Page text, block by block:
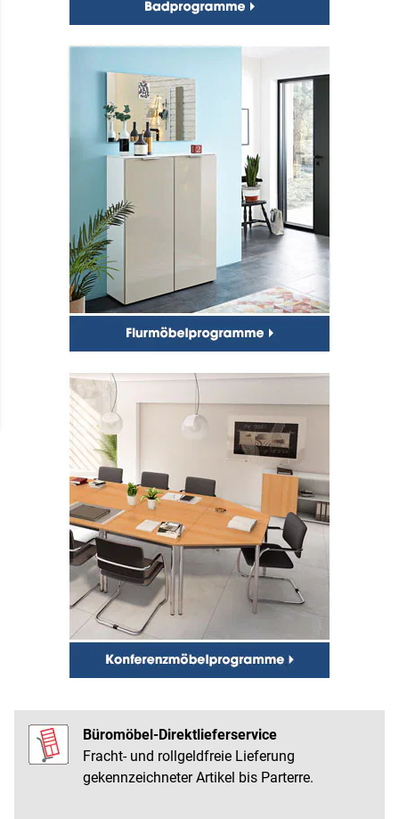
Büromöbel-Direktlieferservice
Fracht- und rollgeldfreie Lieferung
gekennzeichneter Artikel bis Parterre.